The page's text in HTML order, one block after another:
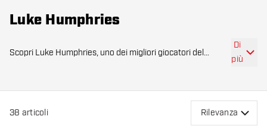
Luke Humphries
Scopri Luke Humphries, uno dei migliori giocatori del
costanza e le sue prestazioni impre
Di
più
38 articoli Rilevanza